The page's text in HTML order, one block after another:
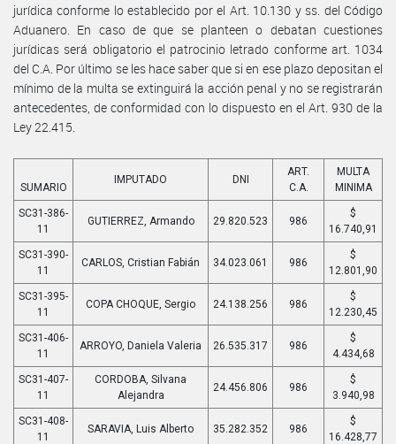
jurídica conforme lo establecido por el Art. 10.130 y ss. del Código
Aduanero. En caso de que se planteen o debatan cuestiones
jurídicas será obligatorio el patrocinio letrado conforme art. 1034
del C.A. Por último se les hace saber que si en ese plazo depositan el
mínimo de la multa se extinguirá la acción penal y no se registrarán
antecedentes, de conformidad con lo dispuesto en el Art. 930 de la
Ley 22.415.
SUMARIO
IMPUTADO DNI
ART.
C.A.
MULTA
MINIMA
SC31-386-
11
GUTIERREZ, Armando 29.820.523 986
$
16.740,91
SC31-390-
11
CARLOS, Cristian Fabián 34.023.061 986
$
12.801,90
SC31-395-
11
COPA CHOQUE, Sergio 24.138.256 986
$
12.230,45
SC31-406-
11
ARROYO, Daniela Valeria 26.535.317 986
$
4.434,68
SC31-407-
11
CORDOBA, Silvana
Alejandra
24.456.806 986
$
3.940,98
SC31-408-
11
SARAVIA, Luis Alberto 35.282.352 986
$
16.428,77